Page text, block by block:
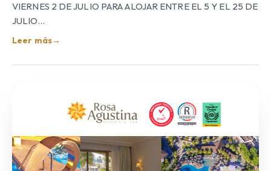
VIERNES 2 DE JULIO PARA ALOJAR ENTRE EL 5 Y EL 25 DE
JULIO…
Leer más→